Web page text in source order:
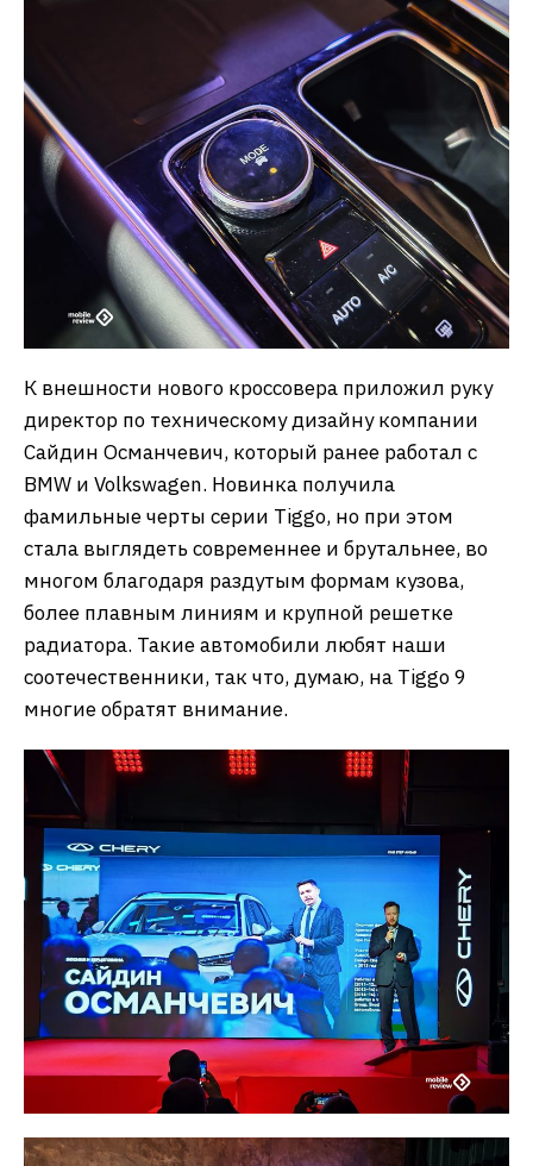
К внешности нового кроссовера приложил руку
директор по техническому дизайну компании
Сайдин Османчевич, который ранее работал с
BMW и Volkswagen. Новинка получила
фамильные черты серии Tiggo, но при этом
стала выглядеть современнее и брутальнее, во
многом благодаря раздутым формам кузова,
более плавным линиям и крупной решетке
радиатора. Такие автомобили любят наши
соотечественники, так что, думаю, на Tiggo 9
многие обратят внимание.